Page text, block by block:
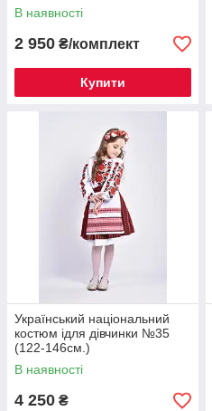
В наявності
2 950 ₴/комплект
Купити
Український національний
костюм ідля дівчинки №35
(122-146см.)
В наявності
4 250 ₴